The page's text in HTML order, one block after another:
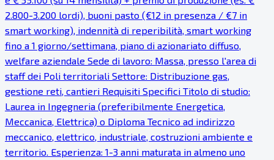
2.800-3.200 lordi), buoni pasto (€12 in presenza / €7 in
smart working), indennità di reperibilità, smart working
fino a 1 giorno/settimana, piano di azionariato diffuso,
welfare aziendale Sede di lavoro: Massa, presso l'area di
staff dei Poli territoriali Settore: Distribuzione gas,
gestione reti, cantieri Requisiti Specifici Titolo di studio:
Laurea in Ingegneria (preferibilmente Energetica,
Meccanica, Elettrica) o Diploma Tecnico ad indirizzo
meccanico, elettrico, industriale, costruzioni ambiente e
territorio. Esperienza: 1-3 anni maturata in almeno uno